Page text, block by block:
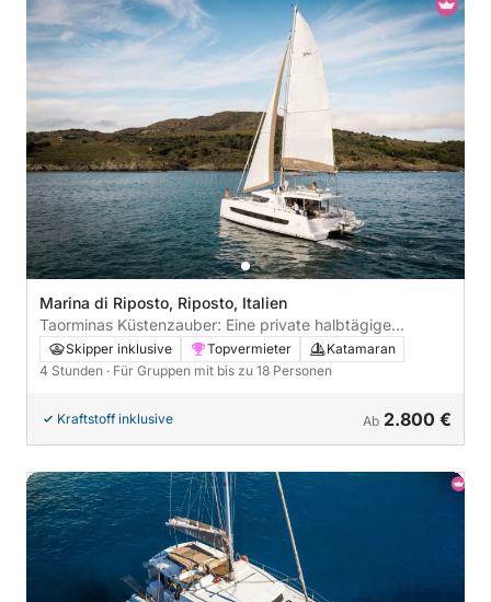
Marina di Riposto, Riposto, Italien
Taorminas Küstenzauber: Eine private halbtägige
Katamaran-Tour
Skipper inklusive Topvermieter
Katamaran
4 Stunden · Für Gruppen mit bis zu 18 Personen
Kraftstoff inklusive Ab 2.800 €